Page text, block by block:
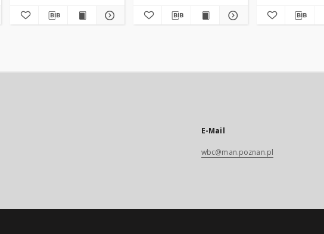
E-Mail
wbc@man.poznan.pl